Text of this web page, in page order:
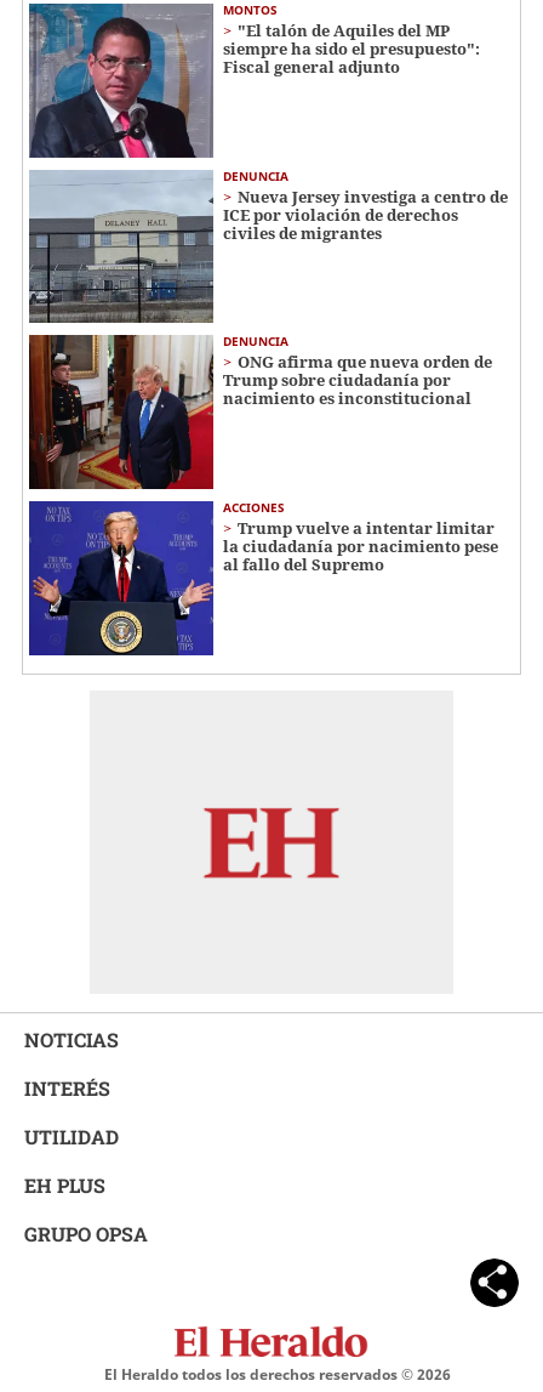
MONTOS
"El talón de Aquiles del MP
siempre ha sido el presupuesto":
Fiscal general adjunto
DENUNCIA
Nueva Jersey investiga a centro de
ICE por violación de derechos
civiles de migrantes
DENUNCIA
ONG afirma que nueva orden de
Trump sobre ciudadanía por
nacimiento es inconstitucional
ACCIONES
Trump vuelve a intentar limitar
la ciudadanía por nacimiento pese
al fallo del Supremo
NOTICIAS
INTERÉS
UTILIDAD
EH PLUS
GRUPO OPSA
El Heraldo todos los derechos reservados ©2026